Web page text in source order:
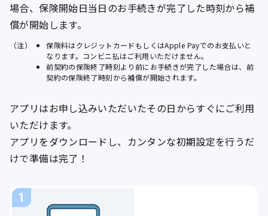
場合、保険開始日当日のお手続きが完了した時刻から補
償が開始します。
（注）
保険料はクレジットカードもしくはApple Payでのお支払いと
なります。コンビニ払はご利用いただけません。
前契約の保険終了時刻より前にお手続きが完了した場合は、前
契約の保険終了時刻から補償が開始されます。
アプリはお申し込みいただいたその日からすぐにご利用
いただけます。
アプリをダウンロードし、カンタンな初期設定を行うだ
けで準備は完了！